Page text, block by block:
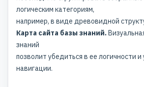
логическим категориям,
например, в виде древовидной
Карта сайта базы знаний.
знаний
позволит убедиться в ее логичности
навигации.